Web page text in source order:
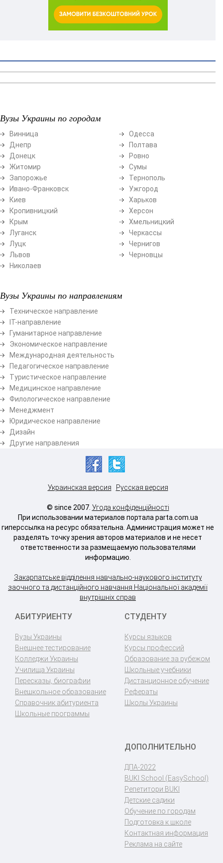
Вузы Украины по городам
Винница
Днепр
Донецк
Житомир
Запорожье
Ивано-Франковск
Киев
Кропивницкий
Крым
Луганск
Луцк
Львов
Николаев
Одесса
Полтава
Ровно
Сумы
Тернополь
Ужгород
Харьков
Херсон
Хмельницкий
Черкассы
Чернигов
Черновцы
Вузы Украины по направлениям
Техническое направление
ІТ-направление
Гуманитарное направление
Экономическое направление
Международная деятельность
Педагогическое направление
Туристическое направление
Медицинское направление
Филологическое направление
Менеджмент
Юридическое направление
Дизайн
Другие направления
Украинская версия Русская версия
© since 2007. Угода конфіденційності
При использовании материалов портала parta.com.ua
гиперссылка на ресурс обязательна. Администрация может не
разделять точку зрения авторов материалов и не несет
ответственности за размещаемую пользователями
информацию.
Закарпатське відділення навчально-наукового інституту
заочного та дистанційного навчання Національної академії
внутрішніх справ
АБИТУРИЕНТУ
Вузы Украины
Внешнее тестирование
Колледжи Украины
Училища Украины
Пересказы, биографии
Внешкольное образование
Справочник абитуриента
Школьные программы
СТУДЕНТУ
Курсы языков
Курсы профессий
Образование за рубежом
Школьные учебники
Дистанционное обучение
Рефераты
Школы Украины
ДОПОЛНИТЕЛЬНО
ДПА-2022
BUKI School (EasySchool)
Репетитори BUKI
Детские садики
Обучение по городам
Подготовка к школе
Контактная информация
Реклама на сайте